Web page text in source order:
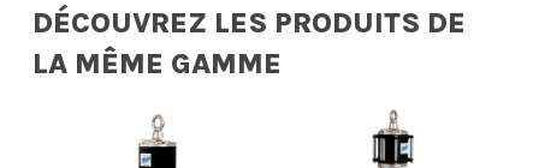
DÉCOUVREZ LES PRODUITS DE
LA MÊME GAMME